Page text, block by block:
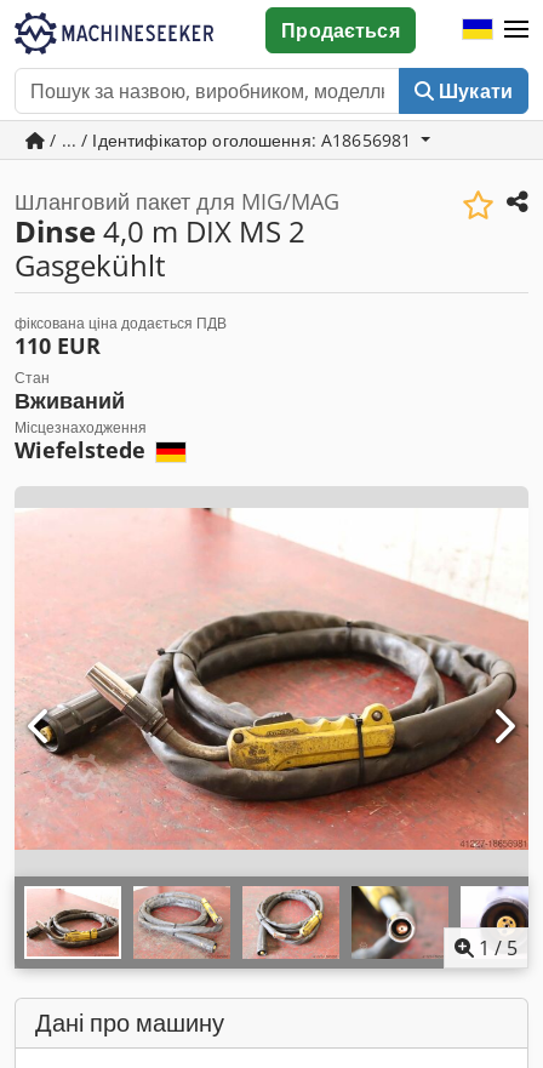
Шукати
Продається
/ ... / Ідентифікатор оголошення: A18656981
Шланговий пакет для MIG/MAG
Dinse4,0 m DIX MS 2
Gasgekühlt
фіксована ціна додається ПДВ
110 EUR
Стан
Вживаний
Місцезнаходження
Wiefelstede
1 / 5
Дані про машину